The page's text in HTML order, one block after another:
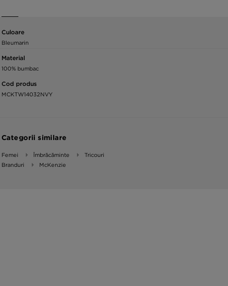
Culoare
Bleumarin
Material
100% bumbac
Cod produs
MCKTW14032NVY
Categorii similare
Femei Îmbrăcăminte
Tricouri
Branduri
McKenzie